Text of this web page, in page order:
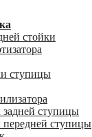
стойки
ступицы
ступицы
ступицы